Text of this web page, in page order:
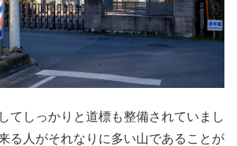
てしっかりと道標も整備されていまし
る人がそれなりに多い山であることが